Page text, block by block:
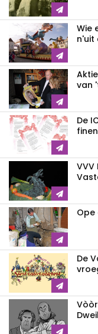
Wie
n'uit
van
De
Ope
De